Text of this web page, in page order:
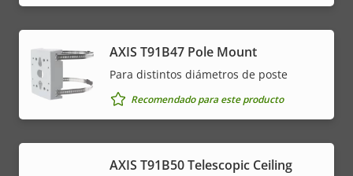
AXIS T91B47 Pole Mount
Para distintos diámetros de poste
Recomendado para este producto
AXIS T91B50 Telescopic Ceiling